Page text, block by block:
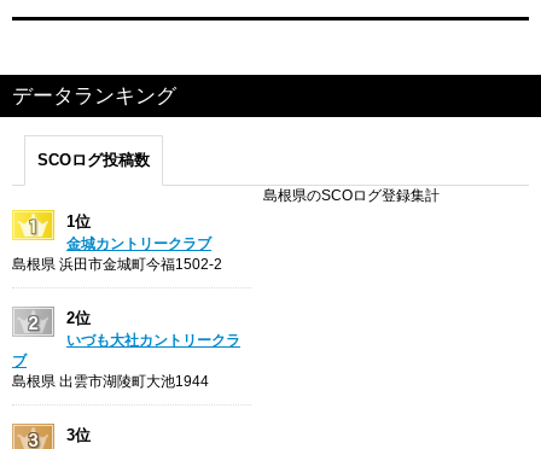
データランキング
SCOログ投稿数
島根県のSCOログ登録集計
1位
金城カントリークラブ
島根県 浜田市金城町今福1502-2
2位
いづも大社カントリークラ
ブ
島根県 出雲市湖陵町大池1944
3位